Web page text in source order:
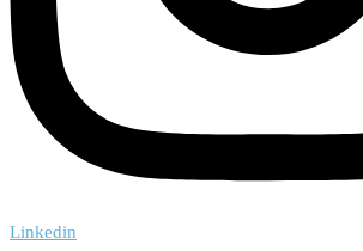
Linkedin